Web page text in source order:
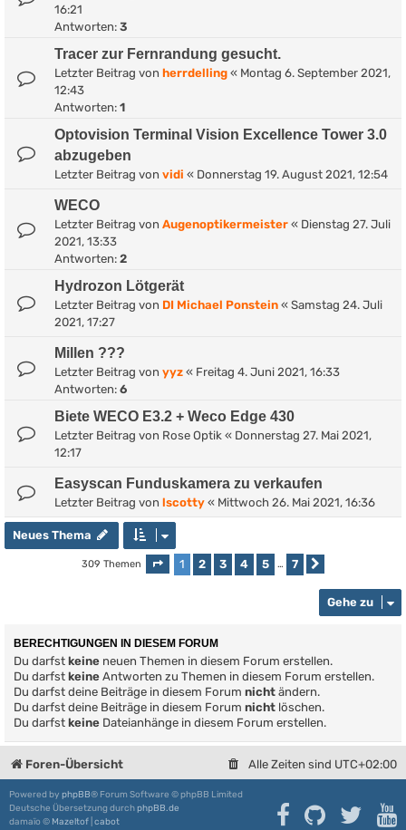
16:21
Antworten: 3
Tracer zur Fernrandung gesucht.
Letzter Beitrag von herrdelling « Montag 6. September 2021,
12:43
Antworten: 1
Optovision Terminal Vision Excellence Tower 3.0
abzugeben
Letzter Beitrag von vidi « Donnerstag 19. August 2021, 12:54
WECO
Letzter Beitrag von Augenoptikermeister « Dienstag 27. Juli
2021, 13:33
Antworten: 2
Hydrozon Lötgerät
Letzter Beitrag von DI Michael Ponstein « Samstag 24. Juli
2021, 17:27
Millen ???
Letzter Beitrag von yyz « Freitag 4. Juni 2021, 16:33
Antworten: 6
Biete WECO E3.2 + Weco Edge 430
Letzter Beitrag von Rose Optik « Donnerstag 27. Mai 2021,
12:17
Easyscan Funduskamera zu verkaufen
Letzter Beitrag von lscotty « Mittwoch 26. Mai 2021, 16:36
Neues Thema
309 Themen Seite 1von
1 2 3 4 5 … 7
Gehe zu
BERECHTIGUNGEN IN DIESEM FORUM
Du darfst keine neuen Themen in diesem Forum erstellen.
Du darfst keine Antworten zu Themen in diesem Forum erstellen.
Du darfst deine Beiträge in diesem Forum nicht ändern.
Du darfst deine Beiträge in diesem Forum nicht löschen.
Du darfst keine Dateianhänge in diesem Forum erstellen.
Foren-Übersicht Alle Zeiten sind UTC+02:00
Powered by phpBB® Forum Software © phpBB Limited
Deutsche Übersetzung durchphpBB.de
damaïo © Mazeltof cabot